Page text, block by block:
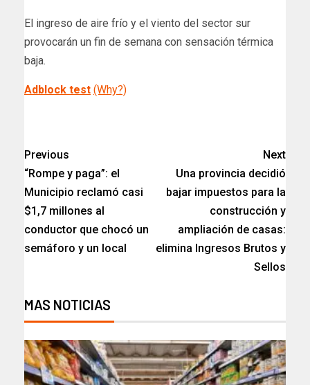
El ingreso de aire frío y el viento del sector sur
provocarán un fin de semana con sensación térmica
baja.
Adblock test (Why?)
Previous
“Rompe y paga”: el
Municipio reclamó casi
$1,7 millones al
conductor que chocó un
semáforo y un local​
Next
Una provincia decidió
bajar impuestos para la
construcción y
ampliación de casas:
elimina Ingresos Brutos y
Sellos
MAS NOTICIAS